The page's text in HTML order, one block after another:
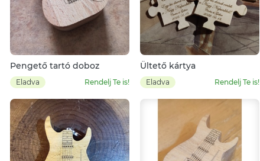
Pengető tartó doboz
Eladva Rendelj Te is!
Ültető kártya
Eladva Rendelj Te is!